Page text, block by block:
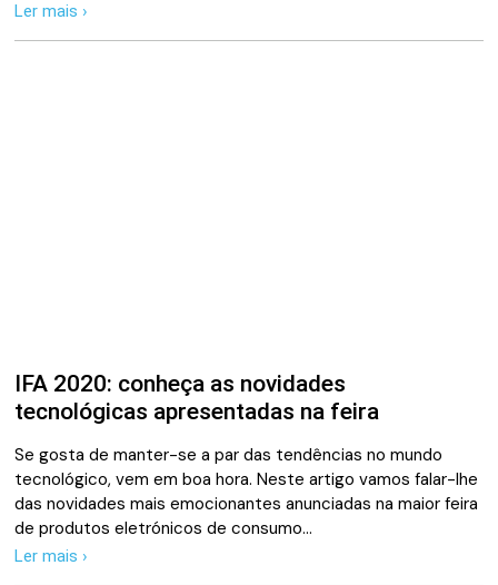
Ler mais ›
IFA 2020: conheça as novidades
tecnológicas apresentadas na feira
Se gosta de manter-se a par das tendências no mundo
tecnológico, vem em boa hora. Neste artigo vamos falar-lhe
das novidades mais emocionantes anunciadas na maior feira
de produtos eletrónicos de consumo…
Ler mais ›